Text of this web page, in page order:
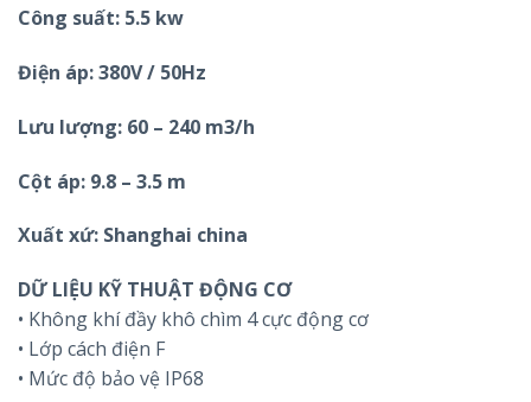
Công suất: 5.5 kw
Điện áp: 380V / 50Hz
Lưu lượng: 60 – 240 m3/h
Cột áp: 9.8 – 3.5 m
Xuất xứ: Shanghai china
DỮ LIỆU KỸ THUẬT ĐỘNG CƠ
• Không khí đầy khô chìm 4 cực động cơ
• Lớp cách điện F
• Mức độ bảo vệ IP68